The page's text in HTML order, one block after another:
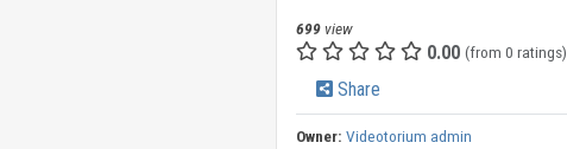
699view
0.00 (from 0 ratings)
Share
Owner: Videotorium admin